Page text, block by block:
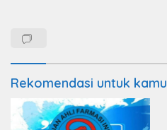
Rekomendasi untuk kamu